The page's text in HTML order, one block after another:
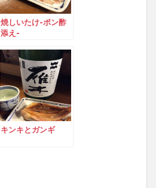
焼しいたけ-ポン酢
添え-
キンキとガンギ